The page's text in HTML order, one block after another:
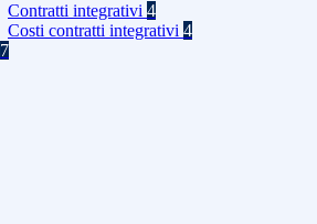
Contratti integrativi 4
Costi contratti integrativi 4
7